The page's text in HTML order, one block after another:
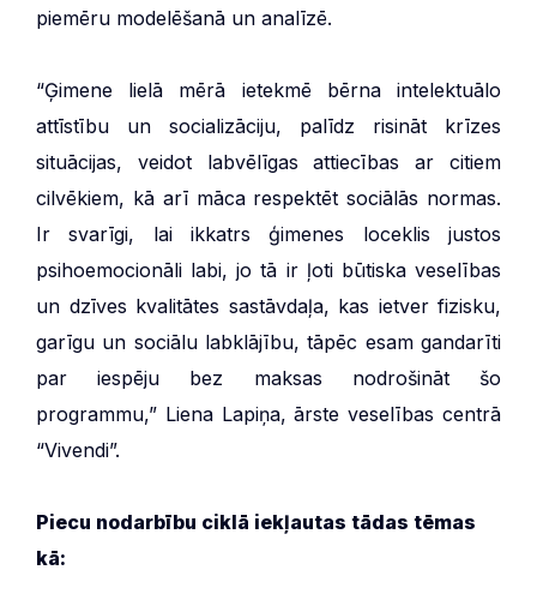
piemēru modelēšanā un analīzē.
“Ģimene lielā mērā ietekmē bērna intelektuālo
attīstību un socializāciju, palīdz risināt krīzes
situācijas, veidot labvēlīgas attiecības ar citiem
cilvēkiem, kā arī māca respektēt sociālās normas.
Ir svarīgi, lai ikkatrs ģimenes loceklis justos
psihoemocionāli labi, jo tā ir ļoti būtiska veselības
un dzīves kvalitātes sastāvdaļa, kas ietver fizisku,
garīgu un sociālu labklājību, tāpēc esam gandarīti
par iespēju bez maksas nodrošināt šo
programmu,” Liena Lapiņa, ārste veselības centrā
“Vivendi”.
Piecu nodarbību ciklā iekļautas tādas tēmas
kā: